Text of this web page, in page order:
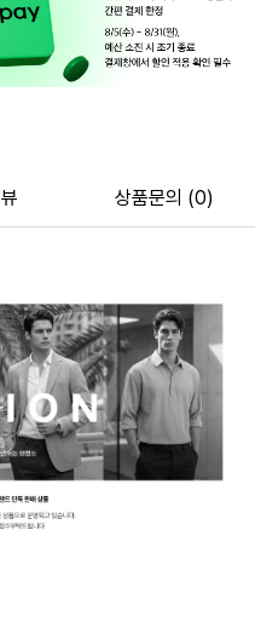
상품문의 (0)